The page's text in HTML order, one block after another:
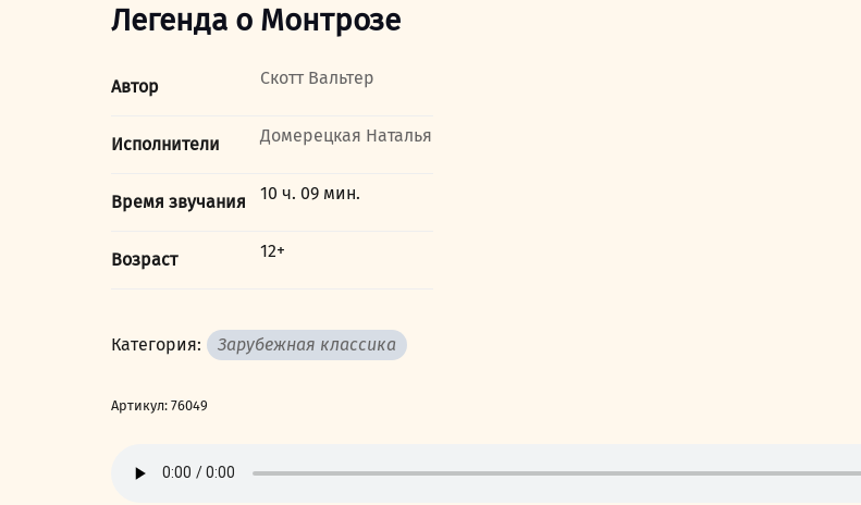
Легенда о Монтрозе
Автор Скотт Вальтер
Исполнители Домерецкая Наталья
Время звучания 10 ч. 09 мин.
Возраст 12+
Категория: Зарубежная классика
Артикул: 76049